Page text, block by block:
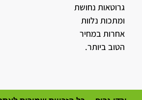
גרוטאות נחושת
ומתכות נלוות
אחרות במחיר
הטוב ביותר.